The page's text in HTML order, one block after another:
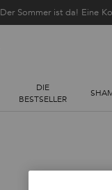
Der Sommer ist da! Eine
DIE
BESTSELLER